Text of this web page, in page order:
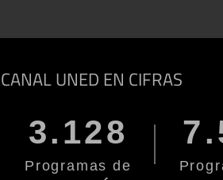
CANAL UNED EN CIFRAS
3.128
Programas de